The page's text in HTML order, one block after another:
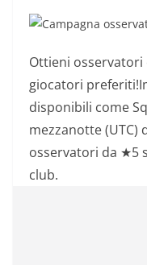
Ottieni osservatori
giocatori
disponibili come
mezzanotte (UTC)
osservatori da ★5
club.